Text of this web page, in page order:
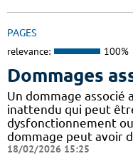
PAGES
relevance: 100%
Dommages
Un dommage associé
inattendu qui peut
dysfonctionnement
dommage peut avoir
18/02/2026 15:25